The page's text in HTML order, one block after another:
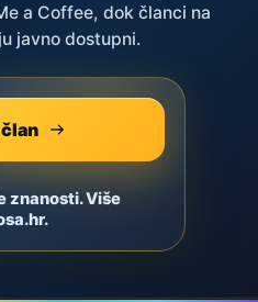
a Coffee, dok članci na
javno dostupni.
znanosti. Više